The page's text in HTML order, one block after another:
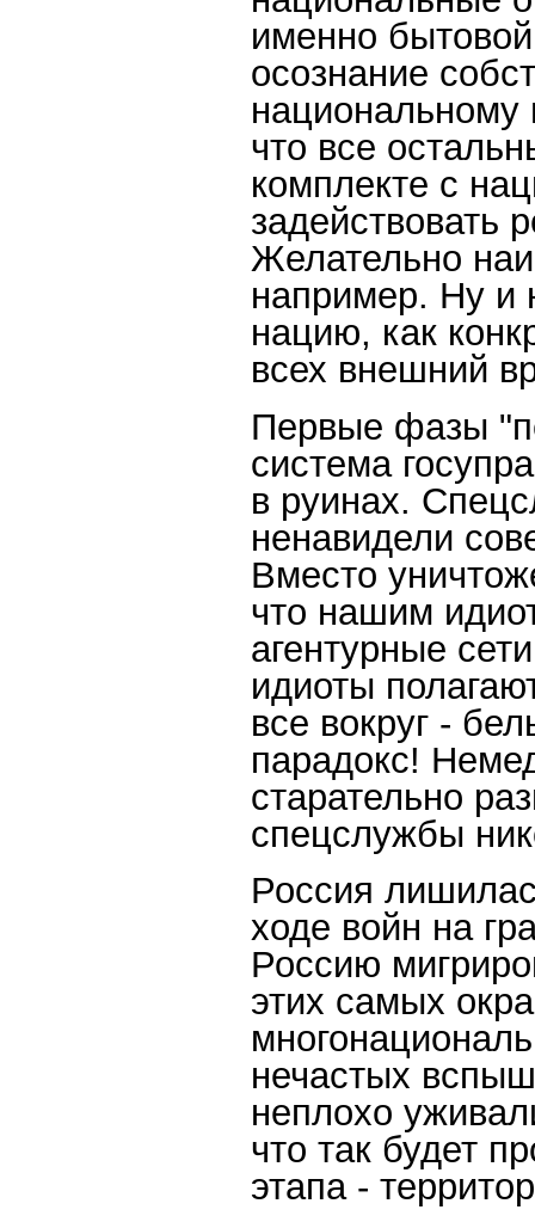
именно
осознание
национальному
что все
комплекте с
задействовать
Желательно
например. Ну и
нацию, как
всех внешний
Первые фазы
система
в руинах.
ненавидели
Вместо
что нашим
агентурные
идиоты
все вокруг -
парадокс!
старательно
спецслужбы
Россия
ходе войн на
Россию
этих самых
нечастых
неплохо
что так будет
этапа -